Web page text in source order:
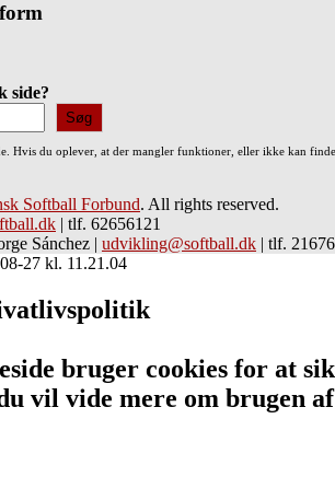
side?
Søg
Hvis du oplever, at der mangler funktioner, eller ikke kan
Softball Forbund. All rights reserved.
| tlf. 62656121
Sánchez | udvikling@softball.dk | tlf.
bruger cookies for at
vil vide mere om brugen